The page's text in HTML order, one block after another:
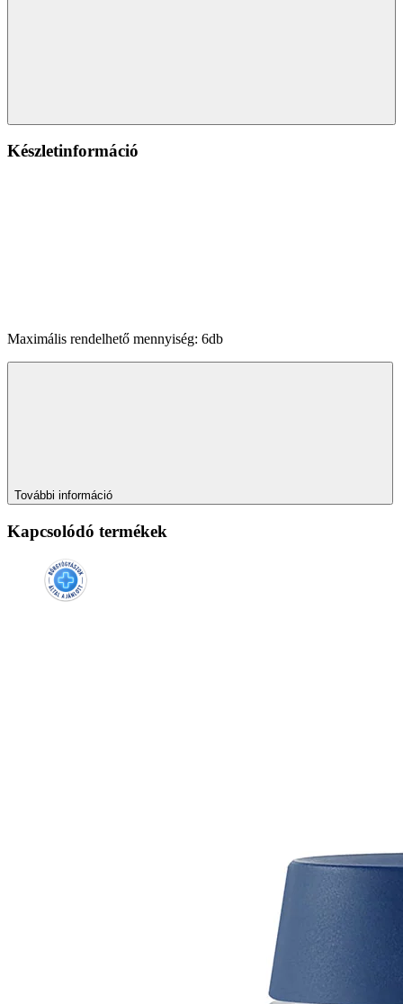
Készletinformáció
Maximális rendelhető mennyiség: 6db
További információ
Kapcsolódó termékek